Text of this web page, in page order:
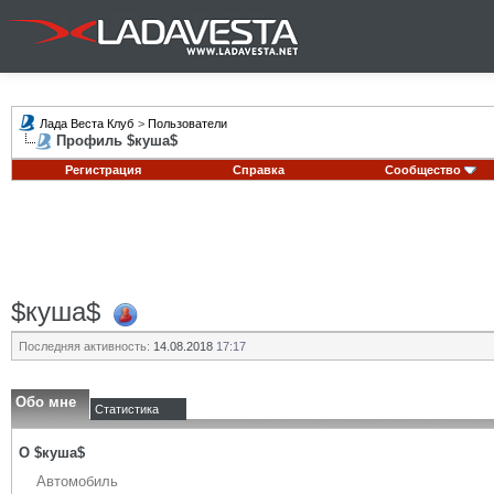
Лада Веста Клуб > Пользователи
Профиль $куша$
Регистрация Справка Сообщество
$куша$
Последняя активность: 14.08.2018 17:17
Обо мне Статистика
О $куша$
Автомобиль